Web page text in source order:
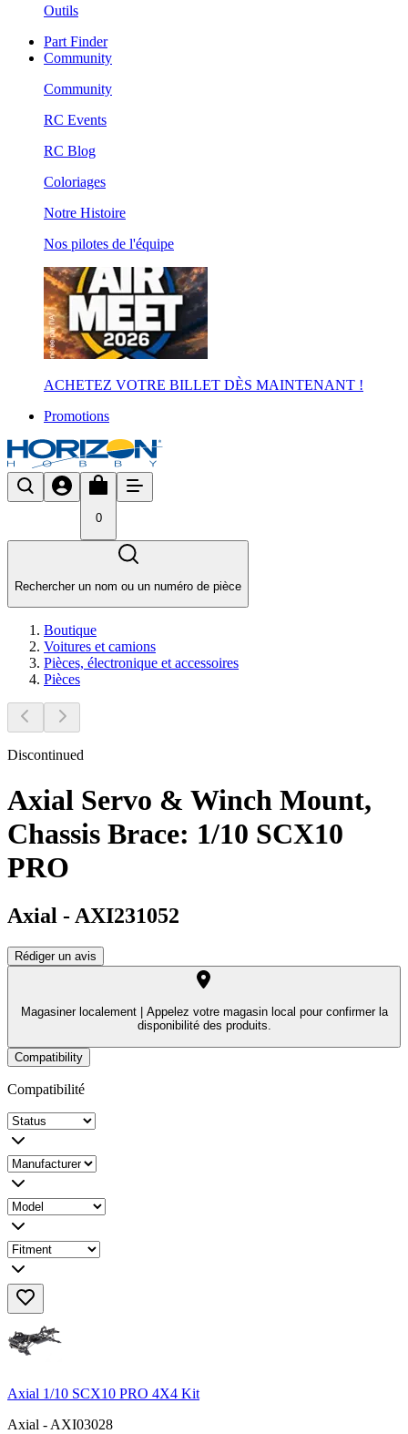
Outils
Part Finder
Community
Community
RC Events
RC Blog
Coloriages
Notre Histoire
Nos pilotes de l'équipe
ACHETEZ VOTRE BILLET DÈS MAINTENANT !
Promotions
0
Rechercher un nom ou un numéro de pièce
Boutique
Voitures et camions
Pièces, électronique et accessoires
Pièces
Discontinued
Axial Servo & Winch Mount,
Chassis Brace: 1/10 SCX10
PRO
Axial - AXI231052
Rédiger un avis
Magasiner localement |
Appelez votre magasin local pour confirmer la
disponibilité des produits.
Compatibility
Compatibilité
Axial 1/10 SCX10 PRO 4X4 Kit
Axial - AXI03028